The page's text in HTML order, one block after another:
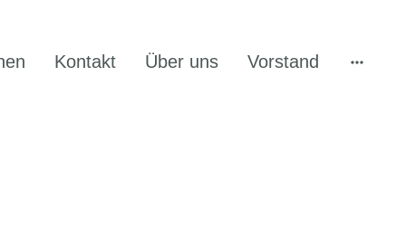
Kontakt Über uns Vorstand